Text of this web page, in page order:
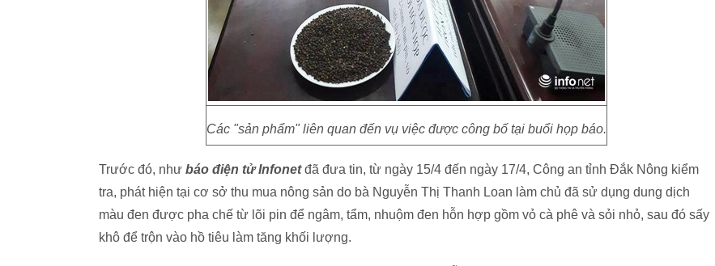
Các "sản phẩm" liên quan đến vụ việc được công bố tại buổi họp báo.
Trước đó, như báo điện tử Infonetđã đưa tin, từ ngày 15/4 đến ngày 17/4, Công an tỉnh Đắk Nông kiểm
tra, phát hiện tại cơ sở thu mua nông sản do bà Nguyễn Thị Thanh Loan làm chủ đã sử dụng dung dịch
màu đen được pha chế từ lõi pin để ngâm, tẩm, nhuộm đen hỗn hợp gồm vỏ cà phê và sỏi nhỏ, sau đó sấy
khô để trộn vào hồ tiêu làm tăng khối lượng.